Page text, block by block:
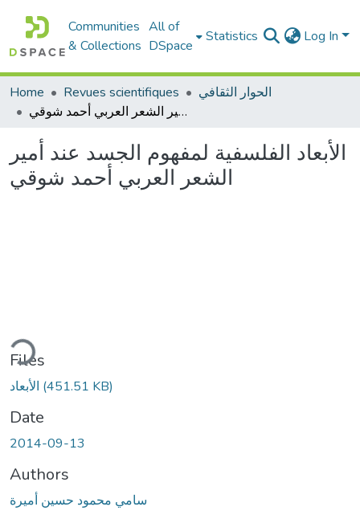
Communities
& Collections
All of
DSpace
Statistics Log In
Home Revues scientifiques
الحوار الثقافي
الأبعاد الفلسفية لمفهوم الجسد عند أمير الشعر العربي أحمد شوقي
الأبعاد الفلسفية لمفهوم الجسد عند أمير
الشعر العربي أحمد شوقي
Files
(451.51 KB)
Date
2014-09-13
Authors
سامي محمود حسين أميرة